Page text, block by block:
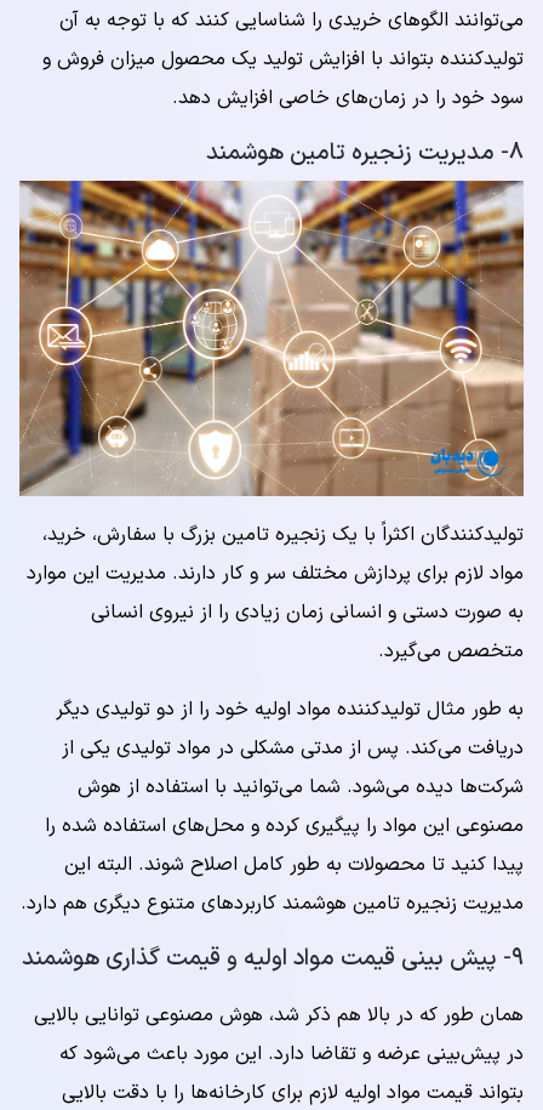
می‌توانند الگوهای خریدی را شناسایی کنند که با توجه به آن
تولیدکننده بتواند با افزایش تولید یک محصول میزان فروش و
سود خود را در زمان‌های خاصی افزایش دهد.
۸- مدیریت زنجیره تامین هوشمند
تولیدکنندگان اکثراً با یک زنجیره تامین بزرگ با سفارش، خرید،
مواد لازم برای پردازش مختلف سر و کار دارند. مدیریت این موارد
به صورت دستی و انسانی زمان زیادی را از نیروی انسانی
متخصص می‌گیرد.
به طور مثال تولیدکننده مواد اولیه خود را از دو تولیدی دیگر
دریافت می‌کند. پس از مدتی مشکلی در مواد تولیدی یکی از
شرکت‌ها دیده می‌شود. شما می‌توانید با استفاده از هوش
مصنوعی این مواد را پیگیری کرده و محل‌های استفاده شده را
پیدا کنید تا محصولات به طور کامل اصلاح شوند. البته این
مدیریت زنجیره تامین هوشمند کاربردهای متنوع دیگری هم دارد.
۹- پیش بینی قیمت مواد اولیه و قیمت گذاری هوشمند
همان طور که در بالا هم ذکر شد، هوش مصنوعی توانایی بالایی
در پیش‌بینی عرضه و تقاضا دارد. این مورد باعث می‌شود که
بتواند قیمت مواد اولیه لازم برای کارخانه‌ها را با دقت بالایی